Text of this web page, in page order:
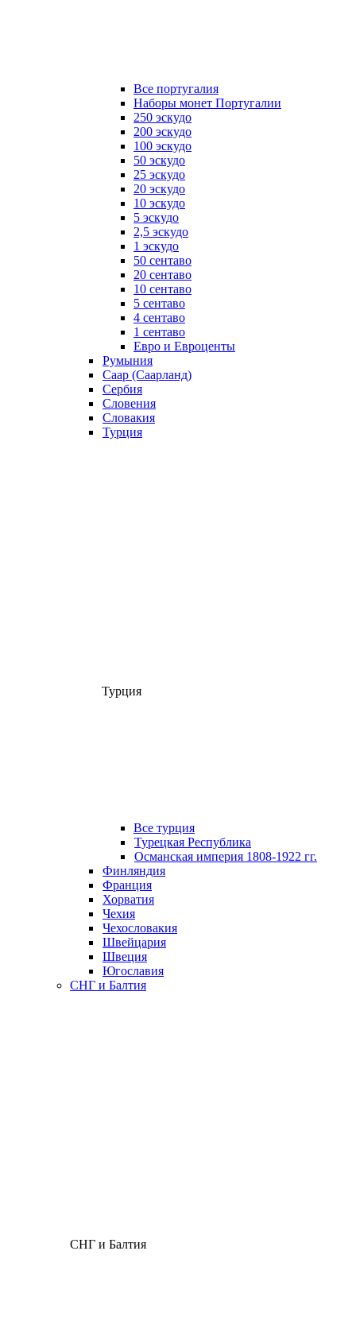
Все португалия
Наборы монет Португалии
250 эскудо
200 эскудо
100 эскудо
50 эскудо
25 эскудо
20 эскудо
10 эскудо
5 эскудо
2,5 эскудо
1 эскудо
50 сентаво
20 сентаво
10 сентаво
5 сентаво
4 сентаво
1 сентаво
Евро и Евроценты
Румыния
Саар (Саарланд)
Сербия
Словения
Словакия
Турция
Турция
Все турция
Турецкая Республика
Османская империя 1808-1922 гг.
Финляндия
Франция
Хорватия
Чехия
Чехословакия
Швейцария
Швеция
Югославия
СНГ и Балтия
СНГ и Балтия